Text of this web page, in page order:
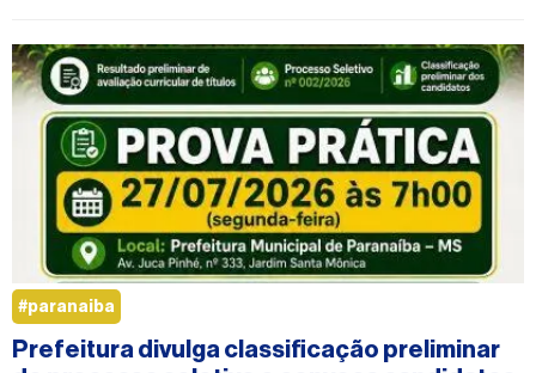
Prefeitura divulga classificação preliminar
#paranaiba